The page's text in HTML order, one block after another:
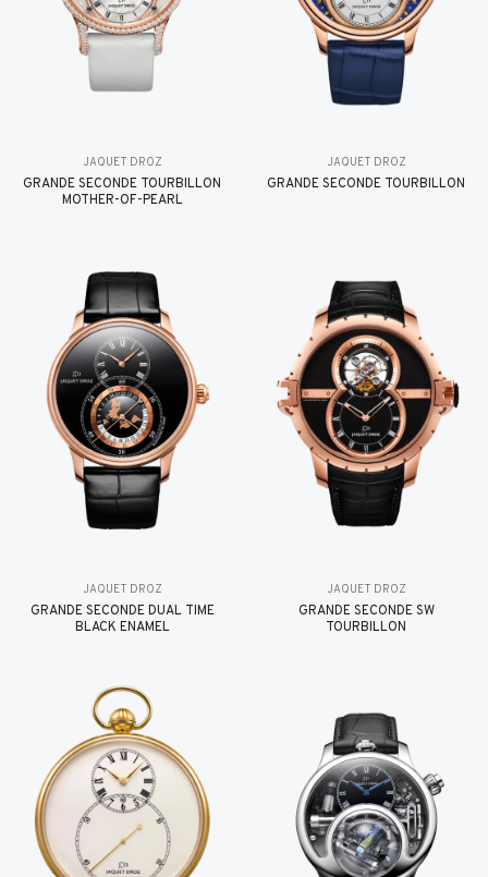
JAQUET DROZ
GRANDE SECONDE TOURBILLON
MOTHER-OF-PEARL
JAQUET DROZ
GRANDE SECONDE TOURBILLON
JAQUET DROZ
GRANDE SECONDE DUAL TIME
BLACK ENAMEL
JAQUET DROZ
GRANDE SECONDE SW
TOURBILLON